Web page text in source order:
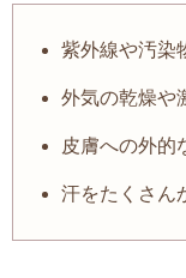
紫外線や汚染
外気の乾燥や
皮膚への外的
汗をたくさん